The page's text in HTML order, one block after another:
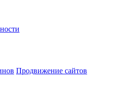
Продвижение сайтов